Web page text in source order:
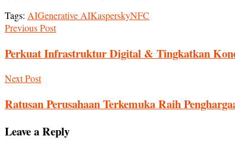
Tags: AIGenerative AIKasperskyNFC
Previous Post
Perkuat Infrastruktur Digital & Tingkatkan
Next Post
Ratusan Perusahaan Terkemuka Raih
Leave a Reply